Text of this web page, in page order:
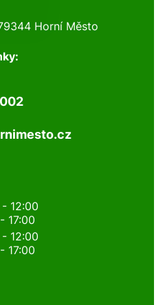
Horní Město
12:00
17:00
12:00
17:00